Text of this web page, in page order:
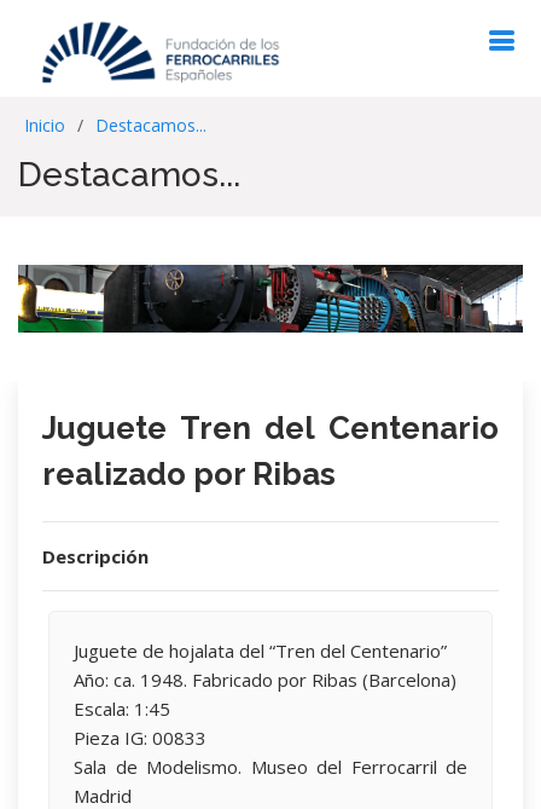
Inicio Destacamos...
Destacamos...
Juguete Tren del Centenario
realizado por Ribas
Descripción
Juguete de hojalata del “Tren del Centenario”
Año: ca. 1948. Fabricado por Ribas (Barcelona)
Escala: 1:45
Pieza IG: 00833
Sala de Modelismo. Museo del Ferrocarril de
Madrid